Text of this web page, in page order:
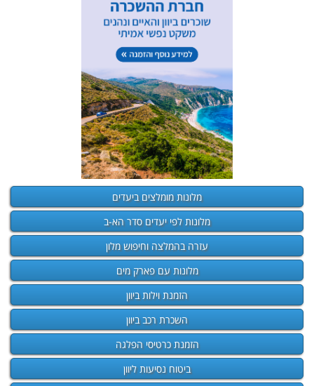
מלונות מומלצים ביעדים
מלונות לפי יעדים סדר הא-ב
עזרה בהמלצה וחיפוש מלון
מלונות עם פארק מים
הזמנת וילות ביוון
השכרת רכב ביוון
הזמנת כרטיסי הפלגה
ביטוח נסיעות ליוון